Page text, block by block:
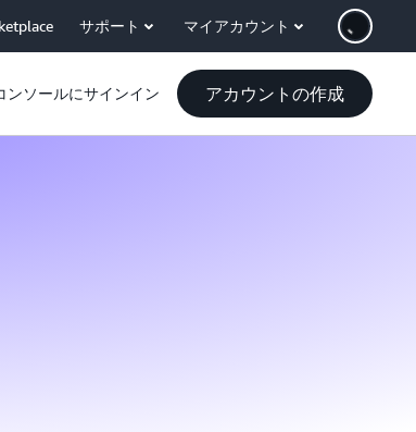
サポート マイアカウント
ンソールにサインイン アカウントの作成